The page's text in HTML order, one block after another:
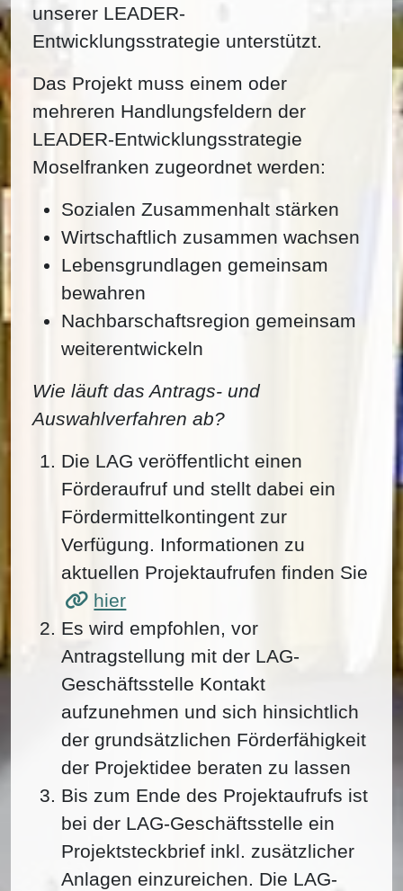
unserer LEADER-
Entwicklungsstrategie unterstützt.
Das Projekt muss einem oder
mehreren Handlungsfeldern der
LEADER-Entwicklungsstrategie
Moselfranken zugeordnet werden:
Sozialen Zusammenhalt stärken
Wirtschaftlich zusammen wachsen
Lebensgrundlagen gemeinsam
bewahren
Nachbarschaftsregion gemeinsam
weiterentwickeln
Wie läuft das Antrags- und
Auswahlverfahren ab?
Die LAG veröffentlicht einen
Förderaufruf und stellt dabei ein
Fördermittelkontingent zur
Verfügung. Informationen zu
aktuellen Projektaufrufen finden Sie
hier
Es wird empfohlen, vor
Antragstellung mit der LAG-
Geschäftsstelle Kontakt
aufzunehmen und sich hinsichtlich
der grundsätzlichen Förderfähigkeit
der Projektidee beraten zu lassen
Bis zum Ende des Projektaufrufs ist
bei der LAG-Geschäftsstelle ein
Projektsteckbrief inkl. zusätzlicher
Anlagen einzureichen. Die LAG-